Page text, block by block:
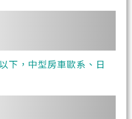
下，中型房車歐系、日